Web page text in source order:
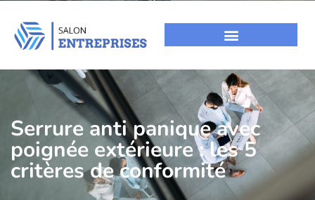
Serrure anti panique avec
poignée extérieure : les 5
critères de conformité